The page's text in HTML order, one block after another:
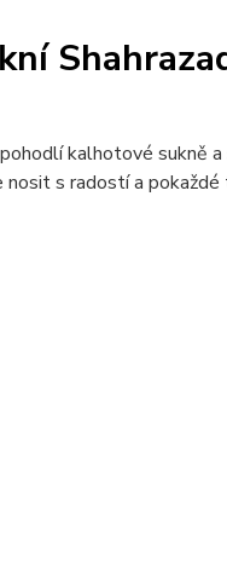
kalhotové sukně
s radostí a